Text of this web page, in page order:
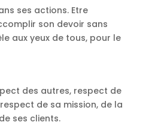
ses actions. Etre
son devoir sans
aux yeux de tous, pour le
des autres, respect de
de sa mission, de la
ses clients.